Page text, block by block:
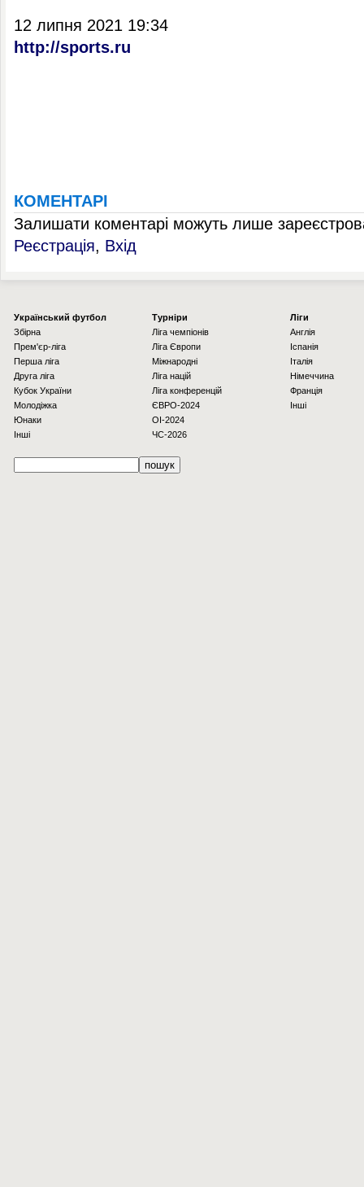
12 липня 2021 19:34
http://sports.ru
КОМЕНТАРІ
Залишати коментарі можуть лише
Реєстрація, Вхід
Українcький футбол
Збірна
Прем'єр-ліга
Перша ліга
Друга ліга
Кубок України
Молодіжка
Юнаки
Інші
Турніри
Ліга чемпіонів
Ліга Європи
Міжнародні
Ліга націй
Ліга конференцій
ЄВРО-2024
OI-2024
ЧС-2026
Ліги
Англія
Іспанія
Італія
Німеччина
Франція
Інші